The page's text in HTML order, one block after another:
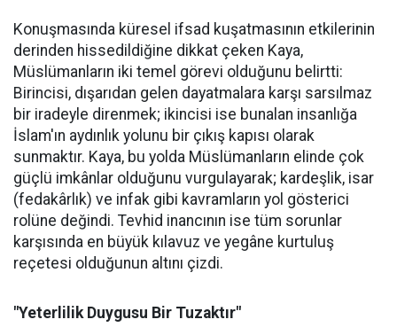
Konuşmasında küresel ifsad kuşatmasının etkilerinin
derinden hissedildiğine dikkat çeken Kaya,
Müslümanların iki temel görevi olduğunu belirtti:
Birincisi, dışarıdan gelen dayatmalara karşı sarsılmaz
bir iradeyle direnmek; ikincisi ise bunalan insanlığa
İslam'ın aydınlık yolunu bir çıkış kapısı olarak
sunmaktır. Kaya, bu yolda Müslümanların elinde çok
güçlü imkânlar olduğunu vurgulayarak; kardeşlik, isar
(fedakârlık) ve infak gibi kavramların yol gösterici
rolüne değindi. Tevhid inancının ise tüm sorunlar
karşısında en büyük kılavuz ve yegâne kurtuluş
reçetesi olduğunun altını çizdi.
"Yeterlilik Duygusu Bir Tuzaktır"